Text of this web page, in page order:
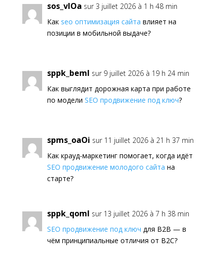
sos_vlOa sur 3 juillet 2026 à 1 h 48 min
Как seo оптимизация сайта влияет на
позиции в мобильной выдаче?
sppk_beml sur 9 juillet 2026 à 19 h 24 min
Как выглядит дорожная карта при работе
по модели SEO продвижение под ключ?
spms_oaOi sur 11 juillet 2026 à 21 h 37 min
Как крауд-маркетинг помогает, когда идёт
SEO продвижение молодого сайта на
старте?
sppk_qoml sur 13 juillet 2026 à 7 h 38 min
SEO продвижение под ключ для B2B — в
чём принципиальные отличия от B2C?